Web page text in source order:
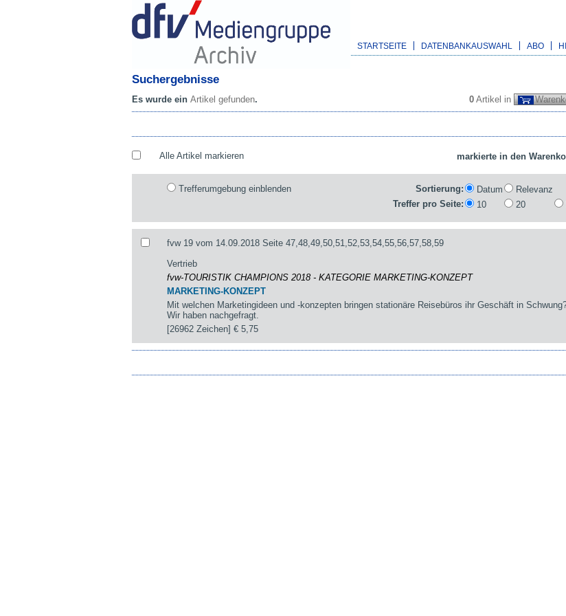
STARTSEITE DATENBANKAUSWAHL ABO
Suchergebnisse
0 Artikel in
Es wurde ein Artikel gefunden.
Alle Artikel markieren
Trefferumgebung einblenden Sortierung: Datum
Relevanz
Treffer pro Seite:
10 20
fvw 19 vom 14.09.2018 Seite 47,48,49,50,51,52,53,54,55,56,57,58,59
Vertrieb
fvw-TOURISTIK CHAMPIONS 2018 - KATEGORIE MARKETING-KONZEPT
MARKETING-KONZEPT
Mit welchen Marketingideen und -konzepten bringen stationäre Reisebüros ihr Geschäft in
Wir haben nachgefragt.
[26962 Zeichen]€ 5,75